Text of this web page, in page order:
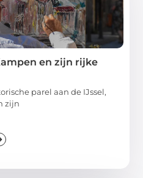
en zijn rijke
parel aan de IJssel,
zijn